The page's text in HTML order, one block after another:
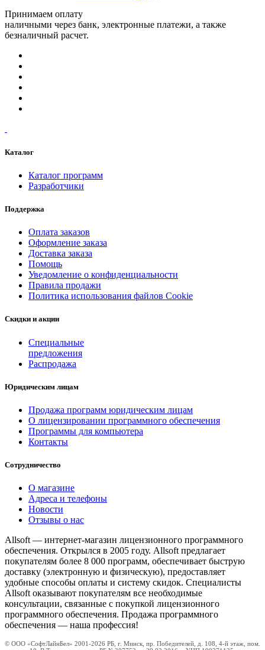
Принимаем оплату
наличными через банк, электронные платежи, а также
безналичный расчет.
Каталог
Каталог программ
Разработчики
Поддержка
Оплата заказов
Оформление заказа
Доставка заказа
Помощь
Уведомление о конфиденциальности
Правила продажи
Политика использования файлов Cookie
Скидки и акции
Специальные
предложения
Распродажа
Юридическим лицам
Продажа программ юридическим лицам
О лицензировании программного обеспечения
Программы для компьютера
Контакты
Сотрудничество
О магазине
Адреса и телефоны
Новости
Отзывы о нас
Allsoft — интернет-магазин лицензионного программного
обеспечения. Открылся в 2005 году. Allsoft предлагает
покупателям более 8 000 программ, обеспечивает быструю
доставку (электронную и физическую), предоставляет
удобные способы оплаты и систему скидок. Специалисты
Allsoft оказывают покупателям все необходимые
консультации, связанные с покупкой лицензионного
программного обеспечения. Продажа программного
обеспечения — наша профессия!
© ООО «СофтЛайнБел» 2001-2026 РБ, г. Минск, пр. Победителей, д. 108, 4-й этаж, пом.